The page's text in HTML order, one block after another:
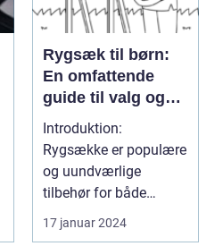
Rygsæk til børn:
En omfattende
guide til valg og
udvikling gennem
tiden
Introduktion:
Rygsække er populære
og uundværlige
tilbehør for både
voksne og børn. Når
det kommer t...
17 januar 2024